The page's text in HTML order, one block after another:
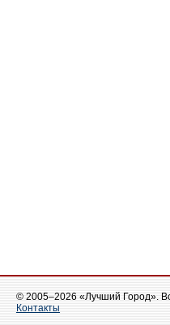
© 2005–2026 «Лучший Город».
Контакты